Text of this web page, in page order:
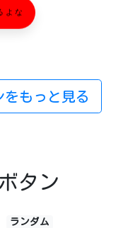
よな
もっと見る
タン
ランダム